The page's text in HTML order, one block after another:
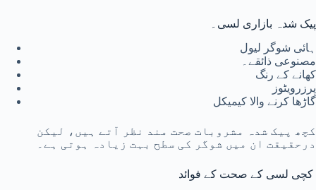
پیک شدہ بازاری لسی۔
ہائی شوگر لیول
مصنوعی ذائقے۔
کھانے کے رنگ
پرزرویٹوز
گاڑھا کرنے والا کیمیکل
کچھ پیک شدہ مشروبات صحت مند نظر آتے ہیں، لیکن
درحقیقت ان میں شوگر کی سطح بہت زیادہ ہوتی ہے۔
کچی لسی کے صحت کے فوائد